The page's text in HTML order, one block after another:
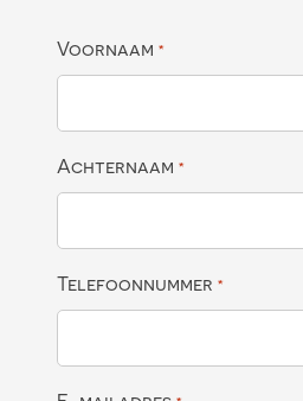
Voornaam *
Achternaam *
Telefoonnummer *